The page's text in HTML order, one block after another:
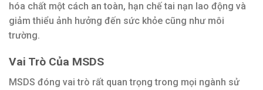
hóa chất một cách an toàn, hạn chế tai nạn lao động và
giảm thiểu ảnh hưởng đến sức khỏe cũng như môi
trường.
Vai Trò Của MSDS
MSDS đóng vai trò rất quan trọng trong mọi ngành sử